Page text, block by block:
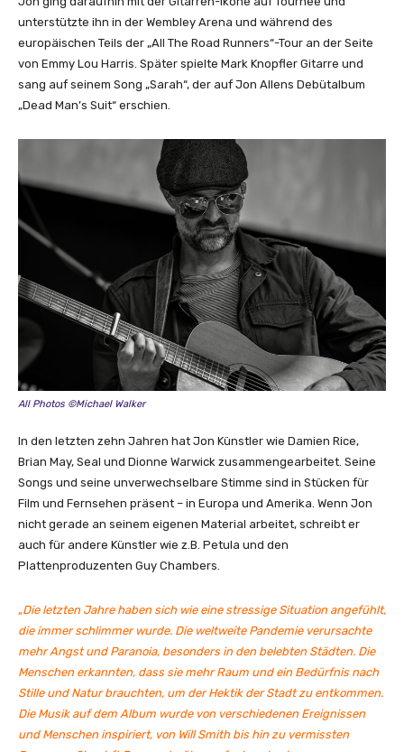
unterstützte ihn in der Wembley Arena und während des
europäischen Teils der „All The Road Runners“-Tour an der Seite
von Emmy Lou Harris. Später spielte Mark Knopfler Gitarre und
sang auf seinem Song „Sarah“, der auf Jon Allens Debütalbum
„Dead Man’s Suit“ erschien.
All Photos ©Michael Walker
In den letzten zehn Jahren hat Jon Künstler wie Damien Rice,
Brian May, Seal und Dionne Warwick zusammengearbeitet. Seine
Songs und seine unverwechselbare Stimme sind in Stücken für
Film und Fernsehen präsent – in Europa und Amerika. Wenn Jon
nicht gerade an seinem eigenen Material arbeitet, schreibt er
auch für andere Künstler wie z.B. Petula und den
Plattenproduzenten Guy Chambers.
„Die letzten Jahre haben sich wie eine stressige Situation angefühlt,
die immer schlimmer wurde. Die weltweite Pandemie verursachte
mehr Angst und Paranoia, besonders in den belebten Städten. Die
Menschen erkannten, dass sie mehr Raum und ein Bedürfnis nach
Stille und Natur brauchten, um der Hektik der Stadt zu entkommen.
Die Musik auf dem Album wurde von verschiedenen Ereignissen
und Menschen inspiriert, von Will Smith bis hin zu vermissten